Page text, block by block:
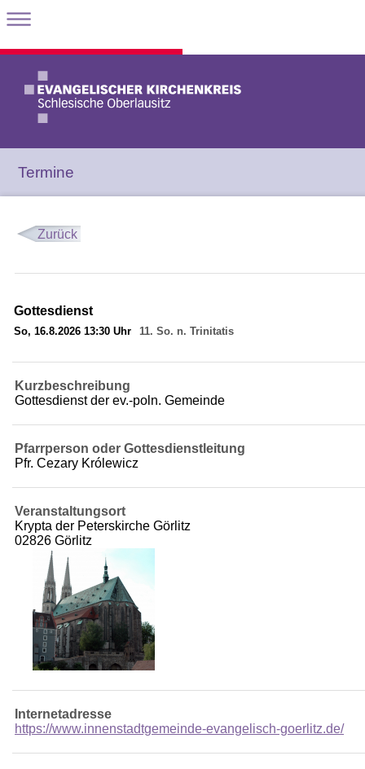
Termine
Zurück
Gottesdienst
So, 16.8.2026 13:30 Uhr 11. So. n. Trinitatis
Kurzbeschreibung
Gottesdienst der ev.-poln. Gemeinde
Pfarrperson oder Gottesdienstleitung
Pfr. Cezary Królewicz
Veranstaltungsort
Krypta der Peterskirche Görlitz
02826 Görlitz
Internetadresse
https://www.innenstadtgemeinde-evangelisch-goerlitz.de/